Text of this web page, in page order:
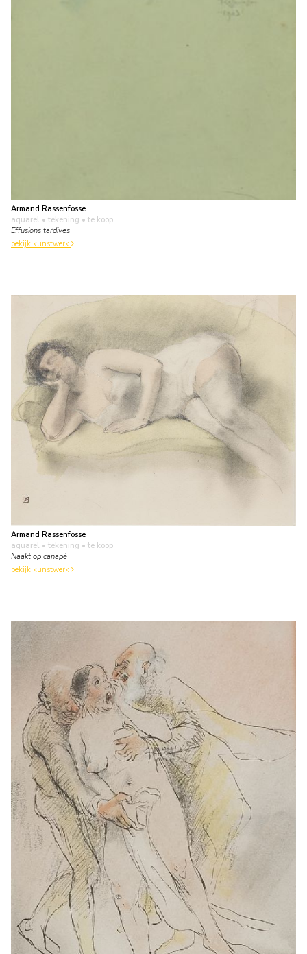
Armand Rassenfosse
aquarel • tekening • te koop
Effusions tardives
bekijk kunstwerk
Armand Rassenfosse
aquarel • tekening • te koop
Naakt op canapé
bekijk kunstwerk